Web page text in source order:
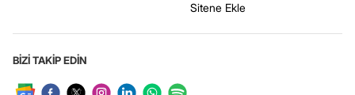
Sitene Ekle
BİZİ TAKİP EDİN